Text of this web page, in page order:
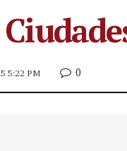
5:22 PM 0